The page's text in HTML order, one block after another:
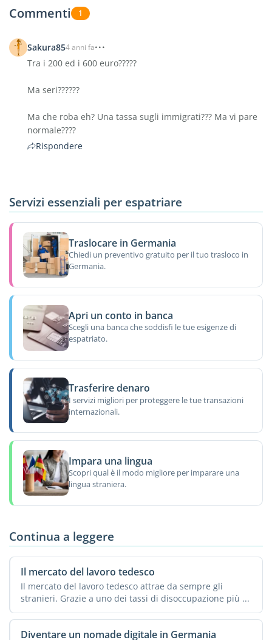
Commenti 1
Sakura854 anni fa
Tra i 200 ed i 600 euro?????
Ma seri??????
Ma che roba eh? Una tassa sugli immigrati??? Ma vi pare
normale????
Rispondere
Servizi essenziali per espatriare
Traslocare in Germania
Chiedi un preventivo gratuito per il tuo trasloco in
Germania.
Apri un conto in banca
Scegli una banca che soddisfi le tue esigenze di
espatriato.
Trasferire denaro
I servizi migliori per proteggere le tue transazioni
internazionali.
Impara una lingua
Scopri qual è il modo migliore per imparare una
lingua straniera.
Continua a leggere
Il mercato del lavoro tedesco
Il mercato del lavoro tedesco attrae da sempre gli
stranieri. Grazie a uno dei tassi di disoccupazione più ...
Diventare un nomade digitale in Germania